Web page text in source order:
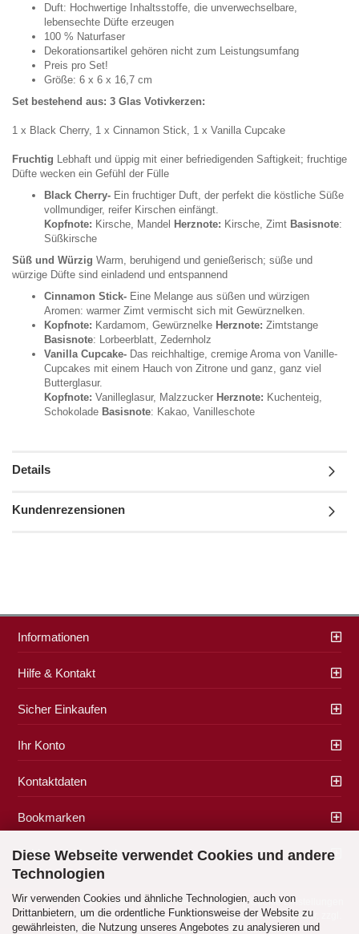
Diese Webseite verwendet Cookies und andere
Technologien
Wir verwenden Cookies und ähnliche Technologien, auch von
Drittanbietern, um die ordentliche Funktionsweise der Website zu
gewährleisten, die Nutzung unseres Angebotes zu analysieren und
Duft: Hochwertige Inhaltsstoffe, die unverwechselbare,
lebensechte Düfte erzeugen
100 % Naturfaser
Dekorationsartikel gehören nicht zum Leistungsumfang
Preis pro Set!
Größe: 6 x 6 x 16,7 cm
Set bestehend aus: 3 Glas Votivkerzen:
1 x Black Cherry, 1 x Cinnamon Stick, 1 x Vanilla Cupcake
Fruchtig Lebhaft und üppig mit einer befriedigenden Saftigkeit; fruchtige
Düfte wecken ein Gefühl der Fülle
Black Cherry- Ein fruchtiger Duft, der perfekt die köstliche Süße
vollmundiger, reifer Kirschen einfängt.
Kopfnote: Kirsche, Mandel Herznote: Kirsche, Zimt Basisnote:
Süßkirsche
Süß und Würzig Warm, beruhigend und genießerisch; süße und
würzige Düfte sind einladend und entspannend
Cinnamon Stick- Eine Melange aus süßen und würzigen
Aromen: warmer Zimt vermischt sich mit Gewürznelken.
Kopfnote: Kardamom, Gewürznelke Herznote: Zimtstange
Basisnote: Lorbeerblatt, Zedernholz
Vanilla Cupcake- Das reichhaltige, cremige Aroma von Vanille-
Cupcakes mit einem Hauch von Zitrone und ganz, ganz viel
Butterglasur.
Kopfnote: Vanilleglasur, Malzzucker Herznote: Kuchenteig,
Schokolade Basisnote: Kakao, Vanilleschote
Details
Kundenrezensionen
Informationen
Hilfe & Kontakt
Sicher Einkaufen
Ihr Konto
Kontaktdaten
Bookmarken
Zahlung & Versand
Impressum|AGB|Datenschutz|Widerrufsrecht| Cookie Einstellungen
Alle Preise verstehen sich inklusive der gesetzlichen Mehrwertsteuer, zzgl.
Versandkostensoweit nicht anders gekennzeichnet.